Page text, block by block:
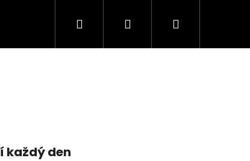
Chilli omáčky Chilli chutney
Hledat PřihlášeníNákupní
každý den